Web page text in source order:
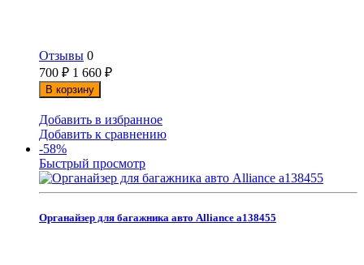
Отзывы 0
700 ₽ 1 660 ₽
В корзину
Добавить в избранное
Добавить к сравнению
-58%
Быстрый просмотр
Органайзер для багажника авто Alliance а138455